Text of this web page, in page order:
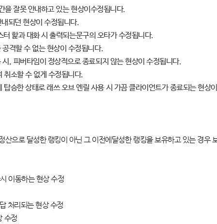
을 잘못 안내하고 있는 현상이수정됩니다.
되던 현상이 수정됩니다.
터 핥과 대화 시 출력되는문구의 오타가 수정됩니다.
격할 수 없는 현상이 수정됩니다.
, 피버타임이 정상적으로 종료되지 않는 현상이 수정됩니다.
취소할 수 없게 수정됩니다.
승한 상태로 래쓰 오브 엔릴 사용 시 가끔 클라이언트가 종료되는 현상
산으로 달성한 랭킹이 아닌 그 이전에달성한 랭킹을 보유하고 있는 경우
이동하는 현상 수정
처리되는 현상 수정
수정